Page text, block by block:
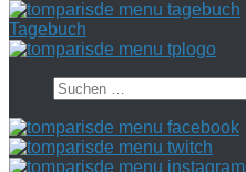
Tagebuch
Suchen
nach: